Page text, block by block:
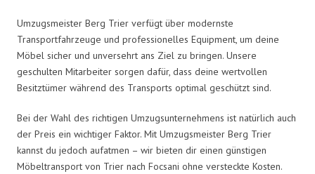
Umzugsmeister Berg Trier verfügt über modernste
Transportfahrzeuge und professionelles Equipment, um deine
Möbel sicher und unversehrt ans Ziel zu bringen. Unsere
geschulten Mitarbeiter sorgen dafür, dass deine wertvollen
Besitztümer während des Transports optimal geschützt sind.
Bei der Wahl des richtigen Umzugsunternehmens ist natürlich auch
der Preis ein wichtiger Faktor. Mit Umzugsmeister Berg Trier
kannst du jedoch aufatmen – wir bieten dir einen günstigen
Möbeltransport von Trier nach Focsani ohne versteckte Kosten.